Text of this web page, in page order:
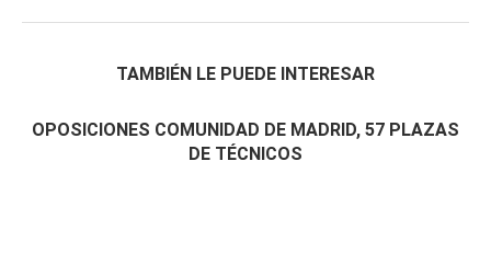
TAMBIÉN LE PUEDE INTERESAR
OPOSICIONES COMUNIDAD DE MADRID, 57 PLAZAS
DE TÉCNICOS